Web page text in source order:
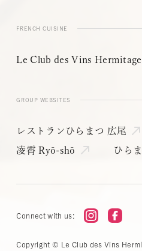
FRENCH CUISINE
Le Club des Vins Hermitage
GROUP WEBSITES
レストランひらまつ 広尾
凌霄 Ryō-shō
ひら
Connect with us:
Copyright © Le Club des Vins